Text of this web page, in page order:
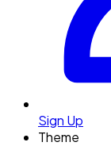
Sign Up
Theme